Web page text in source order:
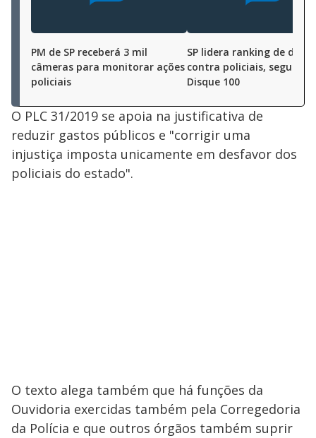
PM de SP receberá 3 mil
câmeras para monitorar ações
policiais
SP lidera ranking de
contra policiais, segundo
Disque 100
O PLC 31/2019 se apoia na justificativa de
reduzir gastos públicos e "corrigir uma
injustiça imposta unicamente em desfavor dos
policiais do estado".
O texto alega também que há funções da
Ouvidoria exercidas também pela Corregedoria
da Polícia e que outros órgãos também suprir